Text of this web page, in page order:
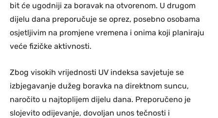
bit će ugodniji za boravak na otvorenom. U drugom
dijelu dana preporučuje se oprez, posebno osobama
osjetljivim na promjene vremena i onima koji planiraju
veće fizičke aktivnosti.
Zbog visokih vrijednosti UV indeksa savjetuje se
izbjegavanje dužeg boravka na direktnom suncu,
naročito u najtoplijem dijelu dana. Preporučeno je
slojevito odijevanje, dovoljan unos tečnosti i